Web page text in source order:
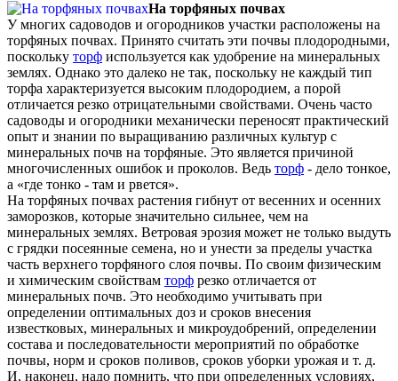
На торфяных почвах
У многих садоводов и огородников участки расположены на
торфяных почвах. Принято считать эти почвы плодородными,
поскольку торф используется как удобрение на минеральных
землях. Однако это далеко не так, поскольку не каждый тип
торфа характеризуется высоким плодородием, а порой
отличается резко отрицательными свойствами. Очень часто
садоводы и огородники механически переносят практический
опыт и знании по выращиванию различных культур с
минеральных почв на торфяные. Это является причиной
многочисленных ошибок и проколов. Ведь торф - дело тонкое,
а «где тонко - там и рвется».
На торфяных почвах растения гибнут от весенних и осенних
заморозков, которые значительно сильнее, чем на
минеральных землях. Ветровая эрозия может не только выдуть
с грядки посеянные семена, но и унести за пределы участка
часть верхнего торфяного слоя почвы. По своим физическим
и химическим свойствам торф резко отличается от
минеральных почв. Это необходимо учитывать при
определении оптимальных доз и сроков внесения
известковых, минеральных и микроудобрений, определении
состава и последовательности мероприятий по обработке
почвы, норм и сроков поливов, сроков уборки урожая и т. д.
И, наконец, надо помнить, что при определенных условиях,